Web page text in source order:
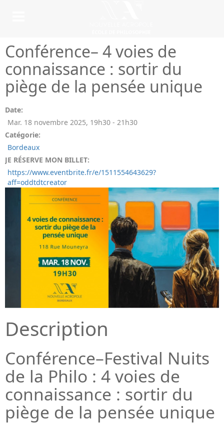
Conférence– 4 voies de
connaissance : sortir du
piège de la pensée unique
Date:
Mar. 18 novembre 2025, 19h30 - 21h30
Catégorie:
Bordeaux
JE RÉSERVE MON BILLET:
https://www.eventbrite.fr/e/1511554643629?
aff=oddtdtcreator
Description
Conférence–Festival Nuits
de la Philo : 4 voies de
connaissance : sortir du
piège de la pensée unique